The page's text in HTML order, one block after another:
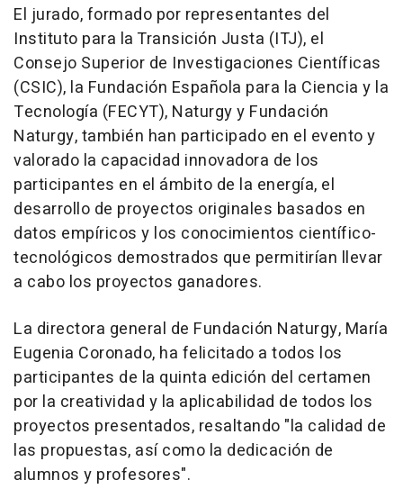
El jurado, formado por representantes del
Instituto para la Transición Justa (ITJ), el
Consejo Superior de Investigaciones Científicas
(CSIC), la Fundación Española para la Ciencia y la
Tecnología (FECYT), Naturgy y Fundación
Naturgy, también han participado en el evento y
valorado la capacidad innovadora de los
participantes en el ámbito de la energía, el
desarrollo de proyectos originales basados en
datos empíricos y los conocimientos científico-
tecnológicos demostrados que permitirían llevar
a cabo los proyectos ganadores.
La directora general de Fundación Naturgy, María
Eugenia Coronado, ha felicitado a todos los
participantes de la quinta edición del certamen
por la creatividad y la aplicabilidad de todos los
proyectos presentados, resaltando "la calidad de
las propuestas, así como la dedicación de
alumnos y profesores".